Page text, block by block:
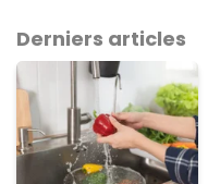
Derniers articles